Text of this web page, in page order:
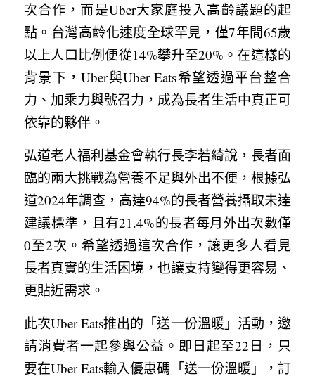
次合作，而是Uber大家庭投入高齡議題的起
點。台灣高齡化速度全球罕見，僅7年間65歲
以上人口比例便從14%攀升至20%。在這樣的
背景下，Uber與Uber Eats希望透過平台整合
力、加乘力與號召力，成為長者生活中真正可
依靠的夥伴。
弘道老人福利基金會執行長李若綺說，長者面
臨的兩大挑戰為營養不足與外出不便，根據弘
道2024年調查，高達94%的長者營養攝取未達
建議標準，且有21.4%的長者每月外出次數僅
0至2次。希望透過這次合作，讓更多人看見
長者真實的生活困境，也讓支持變得更容易、
更貼近需求。
此次Uber Eats推出的「送一份溫暖」活動，邀
請消費者一起參與公益。即日起至22日，只
要在Uber Eats輸入優惠碼「送一份溫暖」，訂